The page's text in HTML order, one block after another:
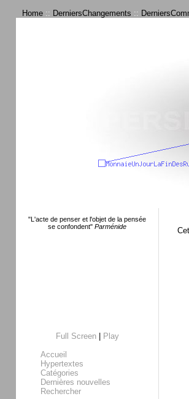
Home :: DerniersChangements ::
"L'acte de penser et l'objet de la pensée
se confondent" Parménide
Full Screen|
Play
Accueil
Hypertextes
Catégories
Dernières nouvelles
Rechercher